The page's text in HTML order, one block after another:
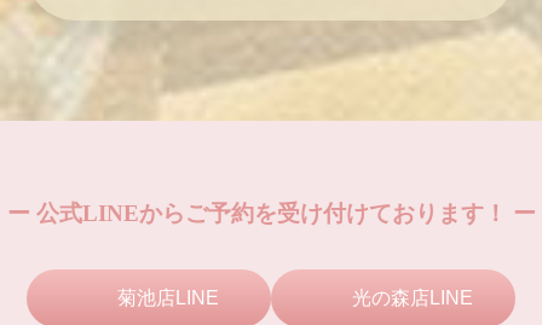
ー 公式LINEからご予約を受け付けております！ ー
菊池店LINE 光の森店LINE